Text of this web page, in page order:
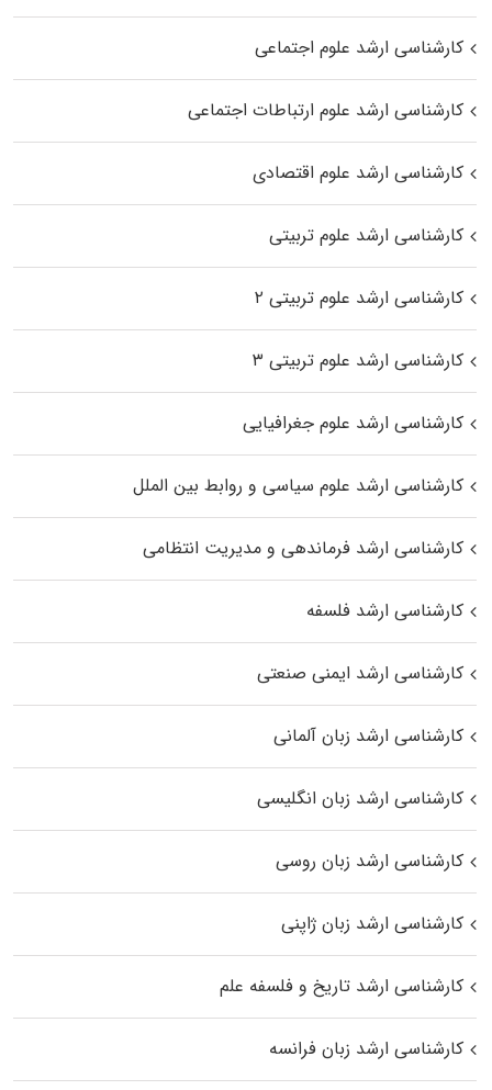
کارشناسی ارشد علوم اجتماعی
کارشناسی ارشد علوم ارتباطات اجتماعی
کارشناسی ارشد علوم اقتصادی
کارشناسی ارشد علوم تربیتی
کارشناسی ارشد علوم تربیتی ۲
کارشناسی ارشد علوم تربیتی ۳
کارشناسی ارشد علوم جغرافیایی
کارشناسی ارشد علوم سیاسی و روابط بین الملل
کارشناسی ارشد فرماندهی و مدیریت انتظامی
کارشناسی ارشد فلسفه
کارشناسی ارشد ایمنی صنعتی
کارشناسی ارشد زبان آلمانی
کارشناسی ارشد زبان انگلیسی
کارشناسی ارشد زبان روسی
کارشناسی ارشد زبان ژاپنی
کارشناسی ارشد تاریخ و فلسفه علم
کارشناسی ارشد زبان فرانسه